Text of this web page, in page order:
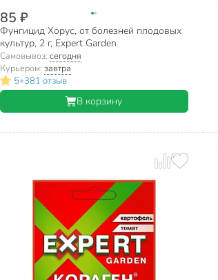
85 ₽
Фунгицид Хорус, от болезней плодовых
культур, 2 г, Expert Garden
Самовывоз: сегодня
Курьером: завтра
5•381 отзыв
В корзину